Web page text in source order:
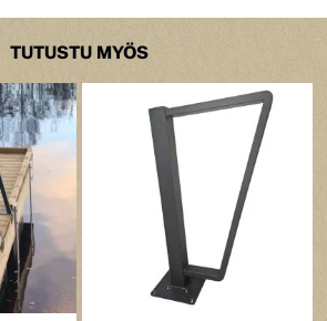
TUTUSTU MYÖS